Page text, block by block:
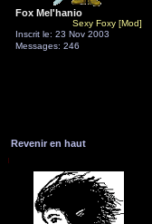
Fox Mel'hanio
Sexy Foxy [Mod]
Inscrit le: 23 Nov 2003
Messages: 246
Revenir en haut